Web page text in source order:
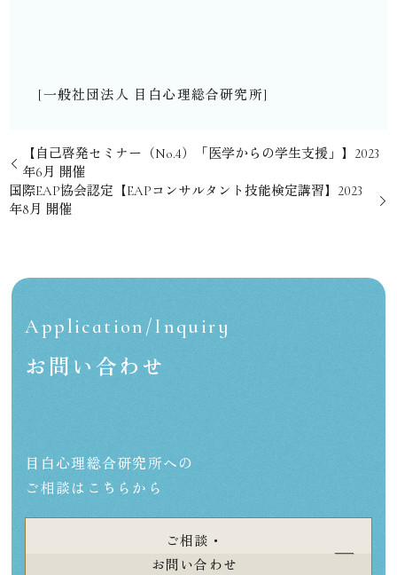
[一般社団法人 目白心理総合研究所]
【自己啓発セミナー（No.4）「医学からの学生支援」】2023
年6月 開催
国際EAP協会認定【EAPコンサルタント技能検定講習】2023
年8月 開催
Application/Inquiry
お問い合わせ
目白心理総合研究所への
ご相談はこちらから
ご相談・
お問い合わせ